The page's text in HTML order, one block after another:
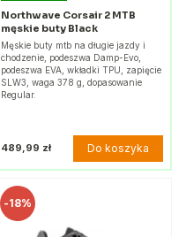
Northwave Corsair 2 MTB
męskie buty Black
Męskie buty mtb na długie jazdy i
chodzenie, podeszwa Damp-Evo,
podeszwa EVA, wkładki TPU, zapięcie
SLW3, waga 378 g, dopasowanie
Regular.
489,99 zł Do koszyka
-18%